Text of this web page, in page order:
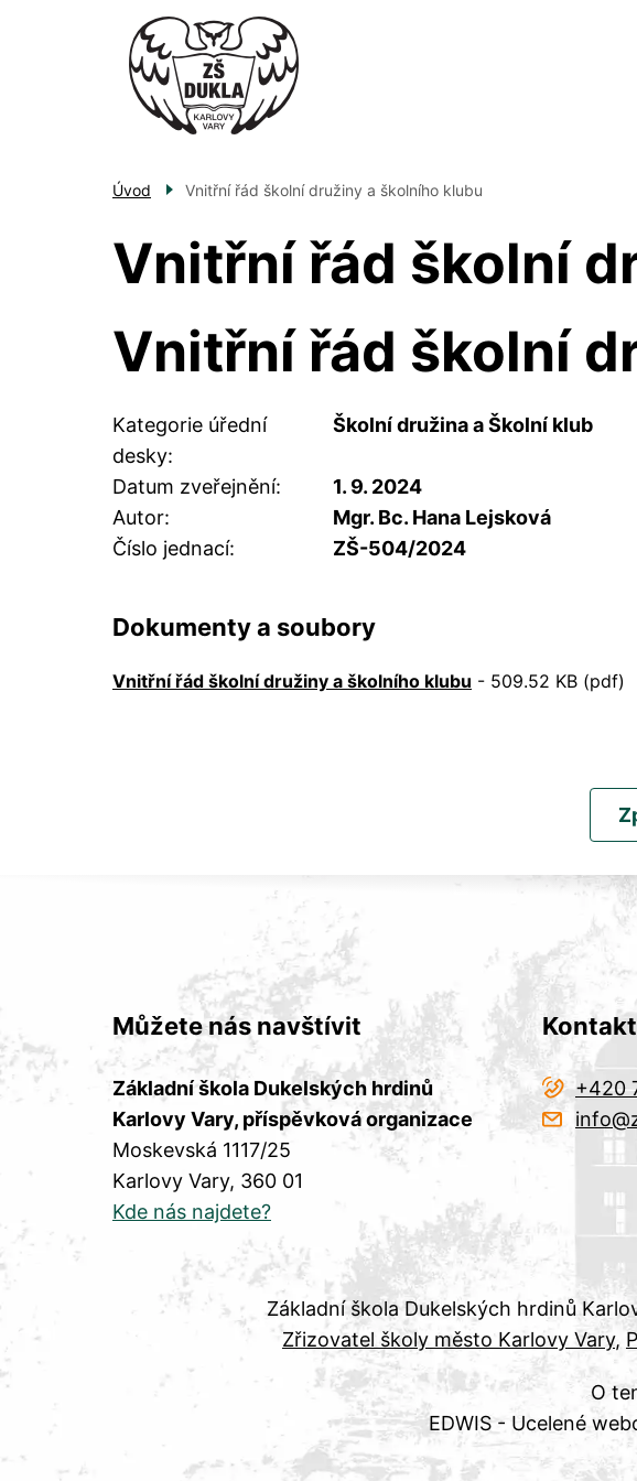
Úvod Vnitřní řád školní družiny a školního klubu
Vnitřní řád školní
Vnitřní řád školní
Kategorie úřední
desky
Školní družina a Školní klub
Datum zveřejnění
1. 9. 2024
Autor
Mgr. Bc. Hana Lejsková
Číslo jednací
ZŠ-504/2024
Dokumenty a soubory
Vnitřní řád školní družiny a školního klubu - 509.52 KB (pdf)
Můžete nás navštívit
Základní škola Dukelských hrdinů
Karlovy Vary, příspěvková organizace
Moskevská 1117/25
Karlovy Vary, 360 01
Kde nás najdete?
+420
Základní škola Dukelských hrdinů
Zřizovatel školy město Karlovy Vary
O
EDWIS - Ucelené